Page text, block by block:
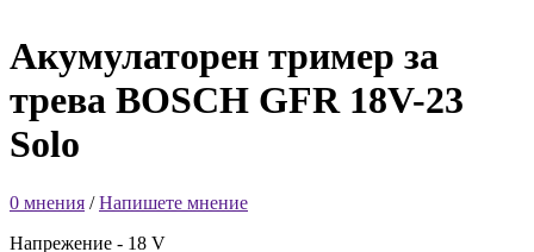
Акумулаторен тример за
трева BOSCH GFR 18V-23
Solo
0 мнения /Напишете мнение
Напрежение - 18 V